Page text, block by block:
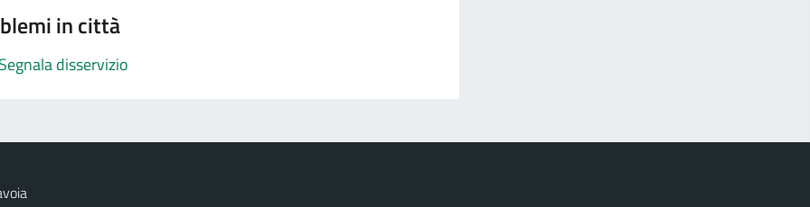
in città
Segnala disservizio